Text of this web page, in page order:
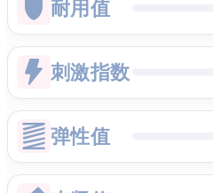
耐用值
刺激指数
弹性值